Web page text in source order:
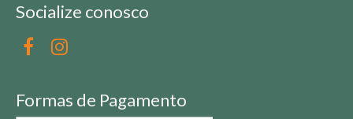
Socialize conosco
Formas de Pagamento